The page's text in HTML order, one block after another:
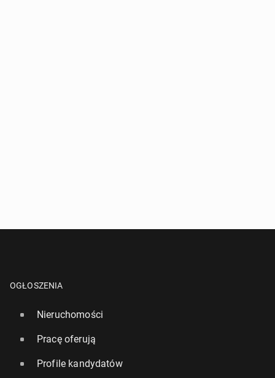
OGŁOSZENIA
Nieruchomości
Pracę oferują
Profile kandydatów